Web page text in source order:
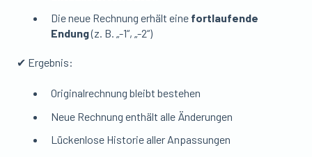
Die neue Rechnung erhält eine fortlaufende
Endung(z. B. „-1“, „-2“)
✔ Ergebnis:
Originalrechnung bleibt bestehen
Neue Rechnung enthält alle Änderungen
Lückenlose Historie aller Anpassungen